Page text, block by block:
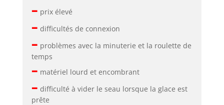
– prix élevé
– difficultés de connexion
– problèmes avec la minuterie et la roulette de
temps
– matériel lourd et encombrant
– difficulté à vider le seau lorsque la glace est
prête